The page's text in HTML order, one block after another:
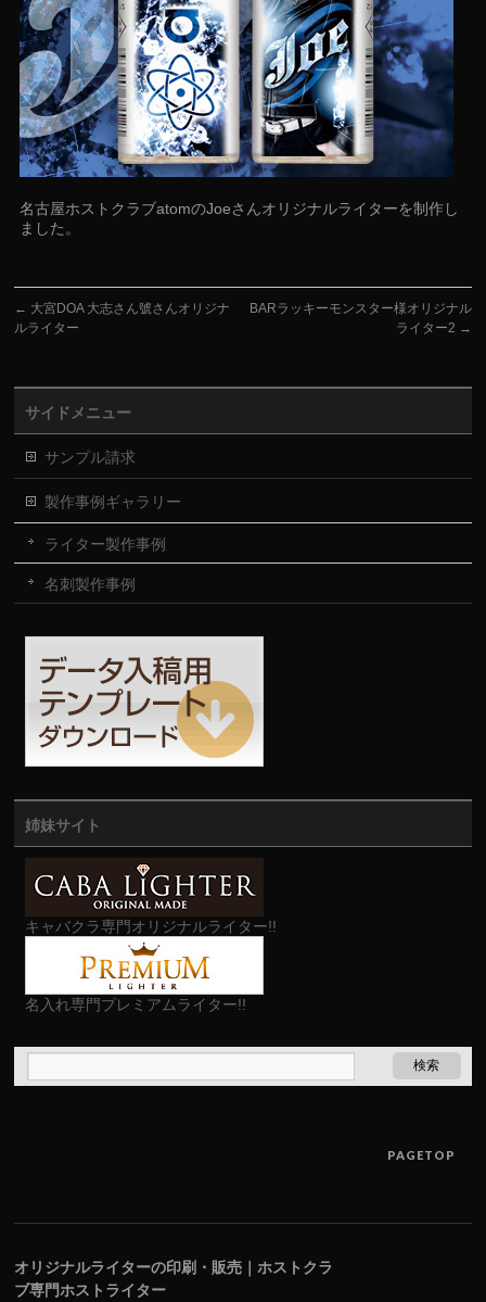
名古屋ホストクラブatomのJoeさんオリジナルライターを制作し
ました。
← 大宮DOA 大志さん號さんオリジナ
ルライター
BARラッキーモンスター様オリジナル
ライター2 →
サイドメニュー
サンプル請求
製作事例ギャラリー
ライター製作事例
名刺製作事例
姉妹サイト
キャバクラ専門オリジナルライター!!
名入れ専門プレミアムライター!!
PAGETOP
オリジナルライターの印刷・販売｜ホストクラ
ブ専門ホストライター